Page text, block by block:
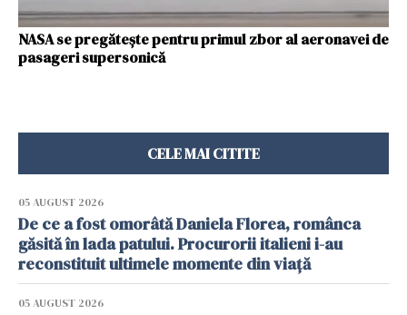
NASA se pregătește pentru primul zbor al aeronavei de
pasageri supersonică
CELE MAI CITITE
05 AUGUST 2026
De ce a fost omorâtă Daniela Florea, românca
găsită în lada patului. Procurorii italieni i-au
reconstituit ultimele momente din viață
05 AUGUST 2026